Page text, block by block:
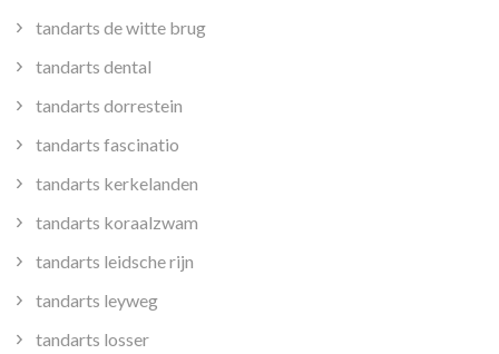
tandarts de witte brug
tandarts dental
tandarts dorrestein
tandarts fascinatio
tandarts kerkelanden
tandarts koraalzwam
tandarts leidsche rijn
tandarts leyweg
tandarts losser